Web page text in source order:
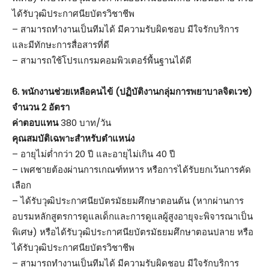
ได้รับวุฒิประกาศนียบัตรวิชาชีพ
– สามารถทำงานเป็นทีมได้ มีความรับผิดชอบ มีใจรักบริการ
และมีทักษะการสื่อสารที่ดี
– สามารถใช้โปรแกรมคอมพิวเตอร์พื้นฐานได้ดี
6. พนักงานช่วยเหลือคนไข้ (ปฏิบัติงานกลุ่มการพยาบาลจิตเวช)
จำนวน 2 อัตรา
ค่าตอบแทน380 บาท/วัน
คุณสมบัติเฉพาะสำหรับตำแหน่ง
– อายุไม่ต่ำกว่า 20 ปี และอายุไม่เกิน 40 ปี
– เพศชายต้องผ่านการเกณฑ์ทหาร หรือการได้รับยกเว้นการคัด
เลือก
– ได้รับวุฒิประกาศนียบัตรมัธยมศึกษาตอนต้น (หากผ่านการ
อบรมหลักสูตรการดูแลเด็กและการดูแลผู้สูงอายุจะพิจารณาเป็น
พิเศษ) หรือได้รับวุฒิประกาศนียบัตรมัธยมศึกษาตอนปลาย หรือ
ได้รับวุฒิประกาศนียบัตรวิชาชีพ
– สามารถทำงานเป็นทีมได้ มีความรับผิดชอบ มีใจรักบริการ